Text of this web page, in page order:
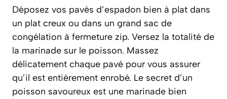
Déposez vos pavés d’espadon bien à plat dans
un plat creux ou dans un grand sac de
congélation à fermeture zip. Versez la totalité de
la marinade sur le poisson. Massez
délicatement chaque pavé pour vous assurer
qu’il est entièrement enrobé. Le secret d’un
poisson savoureux est une marinade bien